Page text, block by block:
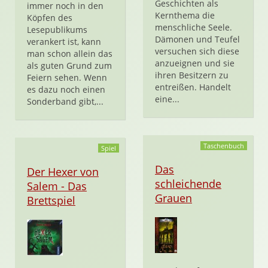
immer noch in den
Köpfen des
Lesepublikums
verankert ist, kann
man schon allein das
als guten Grund zum
Feiern sehen. Wenn
es dazu noch einen
Sonderband gibt,...
Geschichten als
Kernthema die
menschliche Seele.
Dämonen und Teufel
versuchen sich diese
anzueignen und sie
ihren Besitzern zu
entreißen. Handelt
eine...
Spiel
Der Hexer von
Salem - Das
Brettspiel
Taschenbuch
Das
schleichende
Grauen